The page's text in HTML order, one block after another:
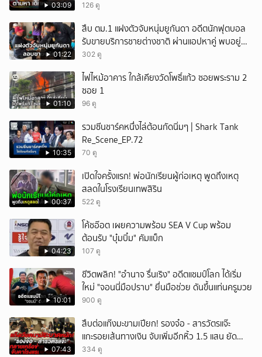
03:09 126 ดู
01:22
สืบ ตม.1 แฝงตัวจับหนุ่มยูกันดา อดีตนักฟุตบอล
รับขายบริการชายต่างชาติ ผ่านแอปหาคู่ พบอยู่
เกินกำหนดอนุญาต
302 ดู
01:10
ไฟไหม้อาคาร ใกล้เคียงวัดโพธิ์แก้ว ซอยพระราม 2
ซอย 1
96 ดู
10:35
รวมซีนชาร์คหนึ่งไล่ต้อนกัดนิ่มๆ | Shark Tank
Re_Scene_EP.72
70 ดู
00:37
เปิดใจครั้งแรก! พ่อนักเรียนผู้ก่อเหตุ พูดถึงเหตุ
สลดในโรงเรียนเทพสิริน
522 ดู
04:23
โค้ชอ๊อต เผยความพร้อม SEA V Cup พร้อม
ต้อนรับ "บุ๋มบิ๋ม" คัมแบ็ก
107 ดู
10:01
ชีวิตพลิก! "อำนาจ รื่นเริง" อดีตแชมป์โลก ได้เริ่ม
ใหม่ "จอนนี่มือปราบ" ยื่นมือช่วย ดันขึ้นแท่นครูมวย
900 ดู
07:43
สืบต่อแก๊งมะขามเปียก! รองจ๋อ - สารวัตรแจ๊ะ
แกะรอยเส้นทางเงิน จับเพิ่มอีกหิ้ว 1.5 แสน ยัด
สินบน
334 ดู